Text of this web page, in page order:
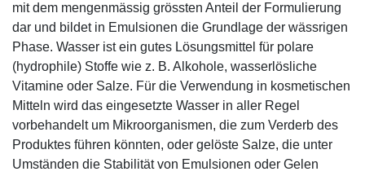
mit dem mengenmässig grössten Anteil der Formulierung
dar und bildet in Emulsionen die Grundlage der wässrigen
Phase. Wasser ist ein gutes Lösungsmittel für polare
(hydrophile) Stoffe wie z. B. Alkohole, wasserlösliche
Vitamine oder Salze. Für die Verwendung in kosmetischen
Mitteln wird das eingesetzte Wasser in aller Regel
vorbehandelt um Mikroorganismen, die zum Verderb des
Produktes führen könnten, oder gelöste Salze, die unter
Umständen die Stabilität von Emulsionen oder Gelen